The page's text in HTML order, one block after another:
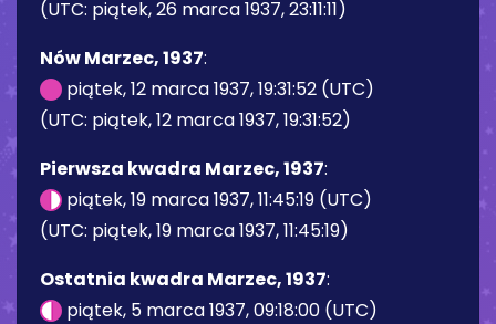
(UTC: piątek, 26 marca 1937, 23:11:11)
Nów Marzec, 1937:
piątek, 12 marca 1937, 19:31:52 (UTC)
(UTC: piątek, 12 marca 1937, 19:31:52)
Pierwsza kwadra Marzec, 1937:
piątek, 19 marca 1937, 11:45:19 (UTC)
(UTC: piątek, 19 marca 1937, 11:45:19)
Ostatnia kwadra Marzec, 1937:
piątek, 5 marca 1937, 09:18:00 (UTC)